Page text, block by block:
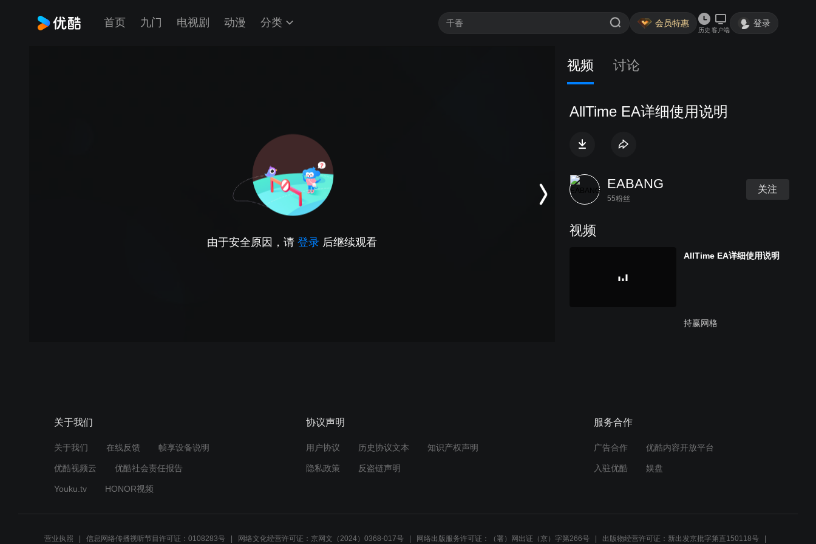
首页 九门 电视剧 动漫 分类 会员特惠
历史 客户端
登录
由于安全原因，请 登录 后继续观看
视频 讨论
AllTime EA详细使用说明
EABANG
55粉丝
关注
视频
AllTime EA详细使用说明
持赢网格
关于我们
关于我们 在线反馈 帧享设备说明
优酷视频云 优酷社会责任报告
Youku.tv HONOR视频
协议声明
用户协议 历史协议文本 知识产权声明
隐私政策 反盗链声明
服务合作
广告合作 优酷内容开放平台
入驻优酷 娱盘
营业执照 信息网络传播视听节目许可证：0108283号 网络文化经营许可证：京网文（2024）0368-017号 网络出版服务许可证：（署）网出证（京）字第266号 出版物经营许可证：新出发京批字第直150118号